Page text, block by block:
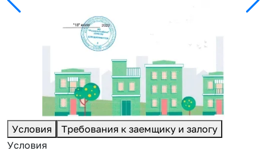
Условия
Требования к заемщику и залогу
Условия